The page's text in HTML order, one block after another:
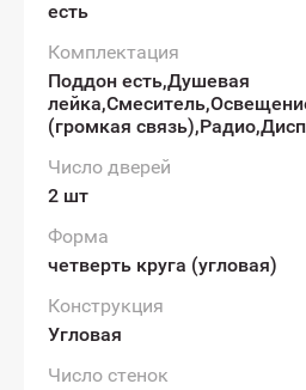
есть
Комплектация
Поддон есть,Душевая
(громкая
Число дверей
2 шт
Форма
четверть круга (угловая)
Конструкция
Угловая
Число стенок